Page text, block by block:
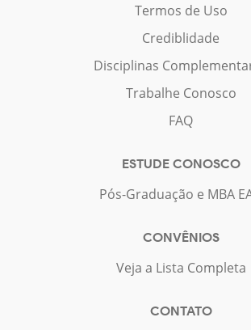
Termos de Uso
Crediblidade
Disciplinas
Trabalhe Conosco
FAQ
ESTUDE CONOSCO
Pós-Graduação e MBA
CONVÊNIOS
Veja a Lista Completa
CONTATO